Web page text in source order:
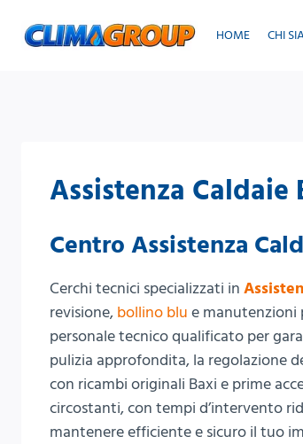
HOME CHI
Assistenza Caldaie
Centro Assistenza
Cerchi tecnici specializzati in
revisione, bollino blu e manutenzioni
personale tecnico qualificato per
pulizia approfondita, la regolazione
con ricambi originali Baxi e prime
circostanti, con tempi d’intervento
mantenere efficiente e sicuro il tuo